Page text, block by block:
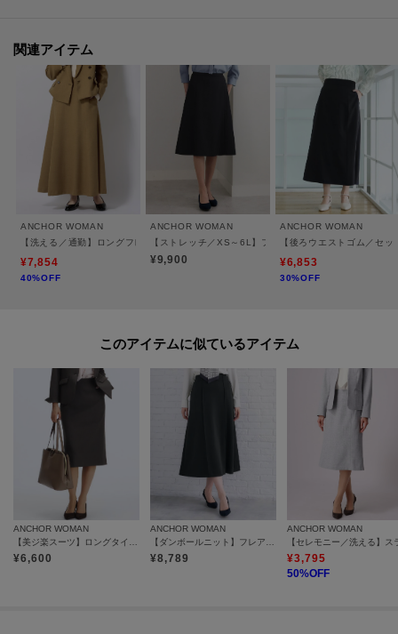
ANCHOR WOMAN（アンカーウーマン）は働くビジネスパーソンを応援する
ブランドとしてデビューしました。
ビジネスシーンに合う着心地の良い上質な服。きちんと見えて機能性が充実
した服。
イージーケアでタイムパフォーマンスが向上する服。肩の力を抜いて自分ら
しい装いができる服。
働き方やビジネスウェアの多様化に対応した商品をラインナップするため、
様々なブランドで展開しています。
主な展開ブランド：ANCHOR WOMAN、＆ress、WHITEなど
関連アイテム
ANCHOR WOMAN
【洗える／通勤】ロングフレアスカート
¥7,854
40%OFF
ANCHOR WOMAN
【ストレッチ／XS～6L】フレアスカート【セットアップ
¥9,900
ANCHOR WOMAN
【後ろウエストゴム／セ
¥6,853
30%OFF
このアイテムに似ているアイテム
ANCHOR WOMAN
¥6,600
ANCHOR WOMAN
¥8,789
ANCHOR WOMAN
¥3,795
50%OFF